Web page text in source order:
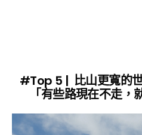
#Top 5 | 比山更寬的
「有些路現在不走，